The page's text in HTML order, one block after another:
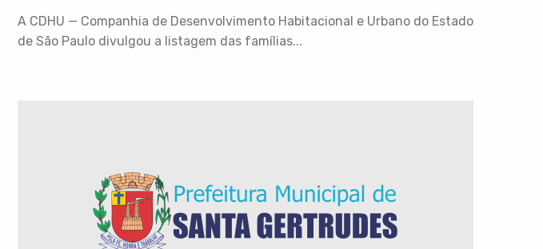
A CDHU — Companhia de Desenvolvimento Habitacional e Urbano do Estado
de São Paulo divulgou a listagem das famílias...